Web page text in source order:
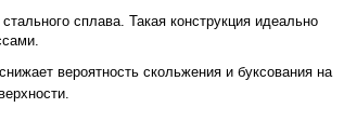
сплава. Такая конструкция идеально
вероятность скольжения и буксования на